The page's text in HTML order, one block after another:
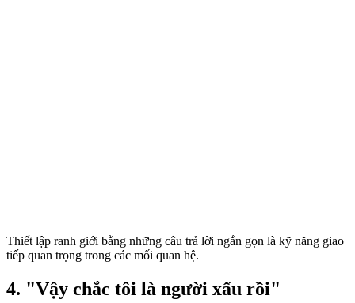
Thiết lập ranh giới bằng những câu trả lời ngắn gọn là kỹ năng giao
tiếp quan trọng trong các mối quan hệ.
4. "Vậy chắc tôi là người xấu rồi"